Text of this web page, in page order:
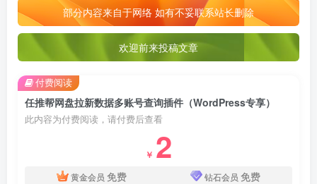
部分内容来自于网络 如有不妥联系站长删除
欢迎前来投稿文章
任推帮网盘拉新数据多账号查询插件（WordPress专享）
此内容为付费阅读，请付费后查看
￥ 2
黄金会员 免费 钻石会员 免费
付费阅读